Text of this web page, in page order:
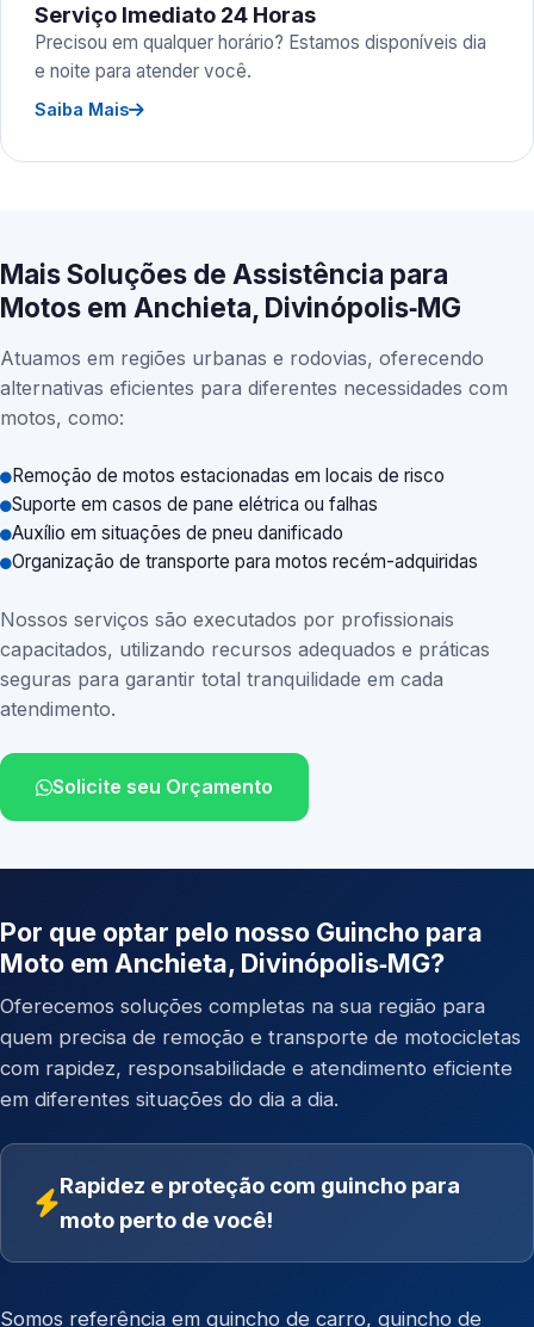
Serviço Imediato 24 Horas
Precisou em qualquer horário? Estamos disponíveis dia
e noite para atender você.
Saiba Mais
Mais Soluções de Assistência para
Motos em Anchieta, Divinópolis‑MG
Atuamos em regiões urbanas e rodovias, oferecendo
alternativas eficientes para diferentes necessidades com
motos, como:
Remoção de motos estacionadas em locais de risco
Suporte em casos de pane elétrica ou falhas
Auxílio em situações de pneu danificado
Organização de transporte para motos recém-adquiridas
Nossos serviços são executados por profissionais
capacitados, utilizando recursos adequados e práticas
seguras para garantir total tranquilidade em cada
atendimento.
Solicite seu Orçamento
Por que optar pelo nosso Guincho para
Moto em Anchieta, Divinópolis‑MG?
Oferecemos soluções completas na sua região para
quem precisa de remoção e transporte de motocicletas
com rapidez, responsabilidade e atendimento eficiente
em diferentes situações do dia a dia.
Rapidez e proteção com guincho para
moto perto de você!
Somos referência em guincho de carro, guincho de